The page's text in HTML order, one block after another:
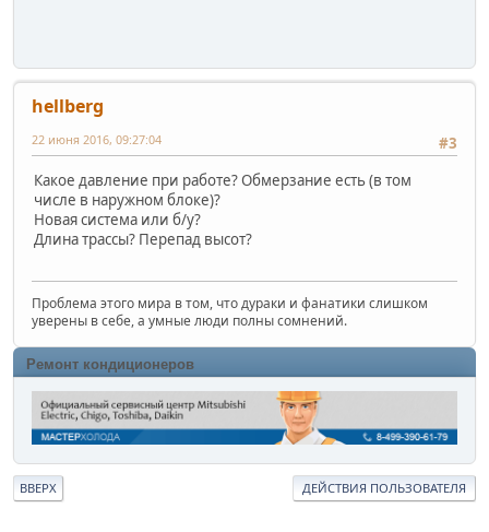
hellberg
#3
22 июня 2016, 09:27:04
Какое давление при работе? Обмерзание есть (в том
числе в наружном блоке)?
Новая система или б/у?
Длина трассы? Перепад высот?
Проблема этого мира в том, что дураки и фанатики слишком
уверены в себе, а умные люди полны сомнений.
Ремонт кондиционеров
ВВЕРХ ДЕЙСТВИЯ ПОЛЬЗОВАТЕЛЯ